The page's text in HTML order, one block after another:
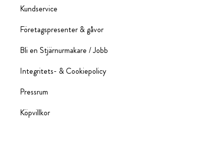
Kundservice
Företagspresenter & gåvor
Bli en Stjärnurmakare / Jobb
Integritets- & Cookiepolicy
Pressrum
Köpvillkor